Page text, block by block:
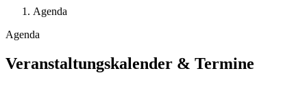
Agenda
Agenda
Veranstaltungskalender & Termine